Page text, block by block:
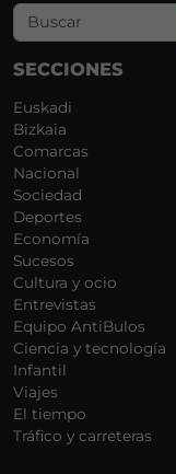
SECCIONES
Euskadi
Bizkaia
Comarcas
Nacional
Sociedad
Deportes
Economía
Sucesos
Cultura y ocio
Entrevistas
Equipo AntiBulos
Ciencia y tecnología
Infantil
Viajes
El tiempo
Tráfico y carreteras